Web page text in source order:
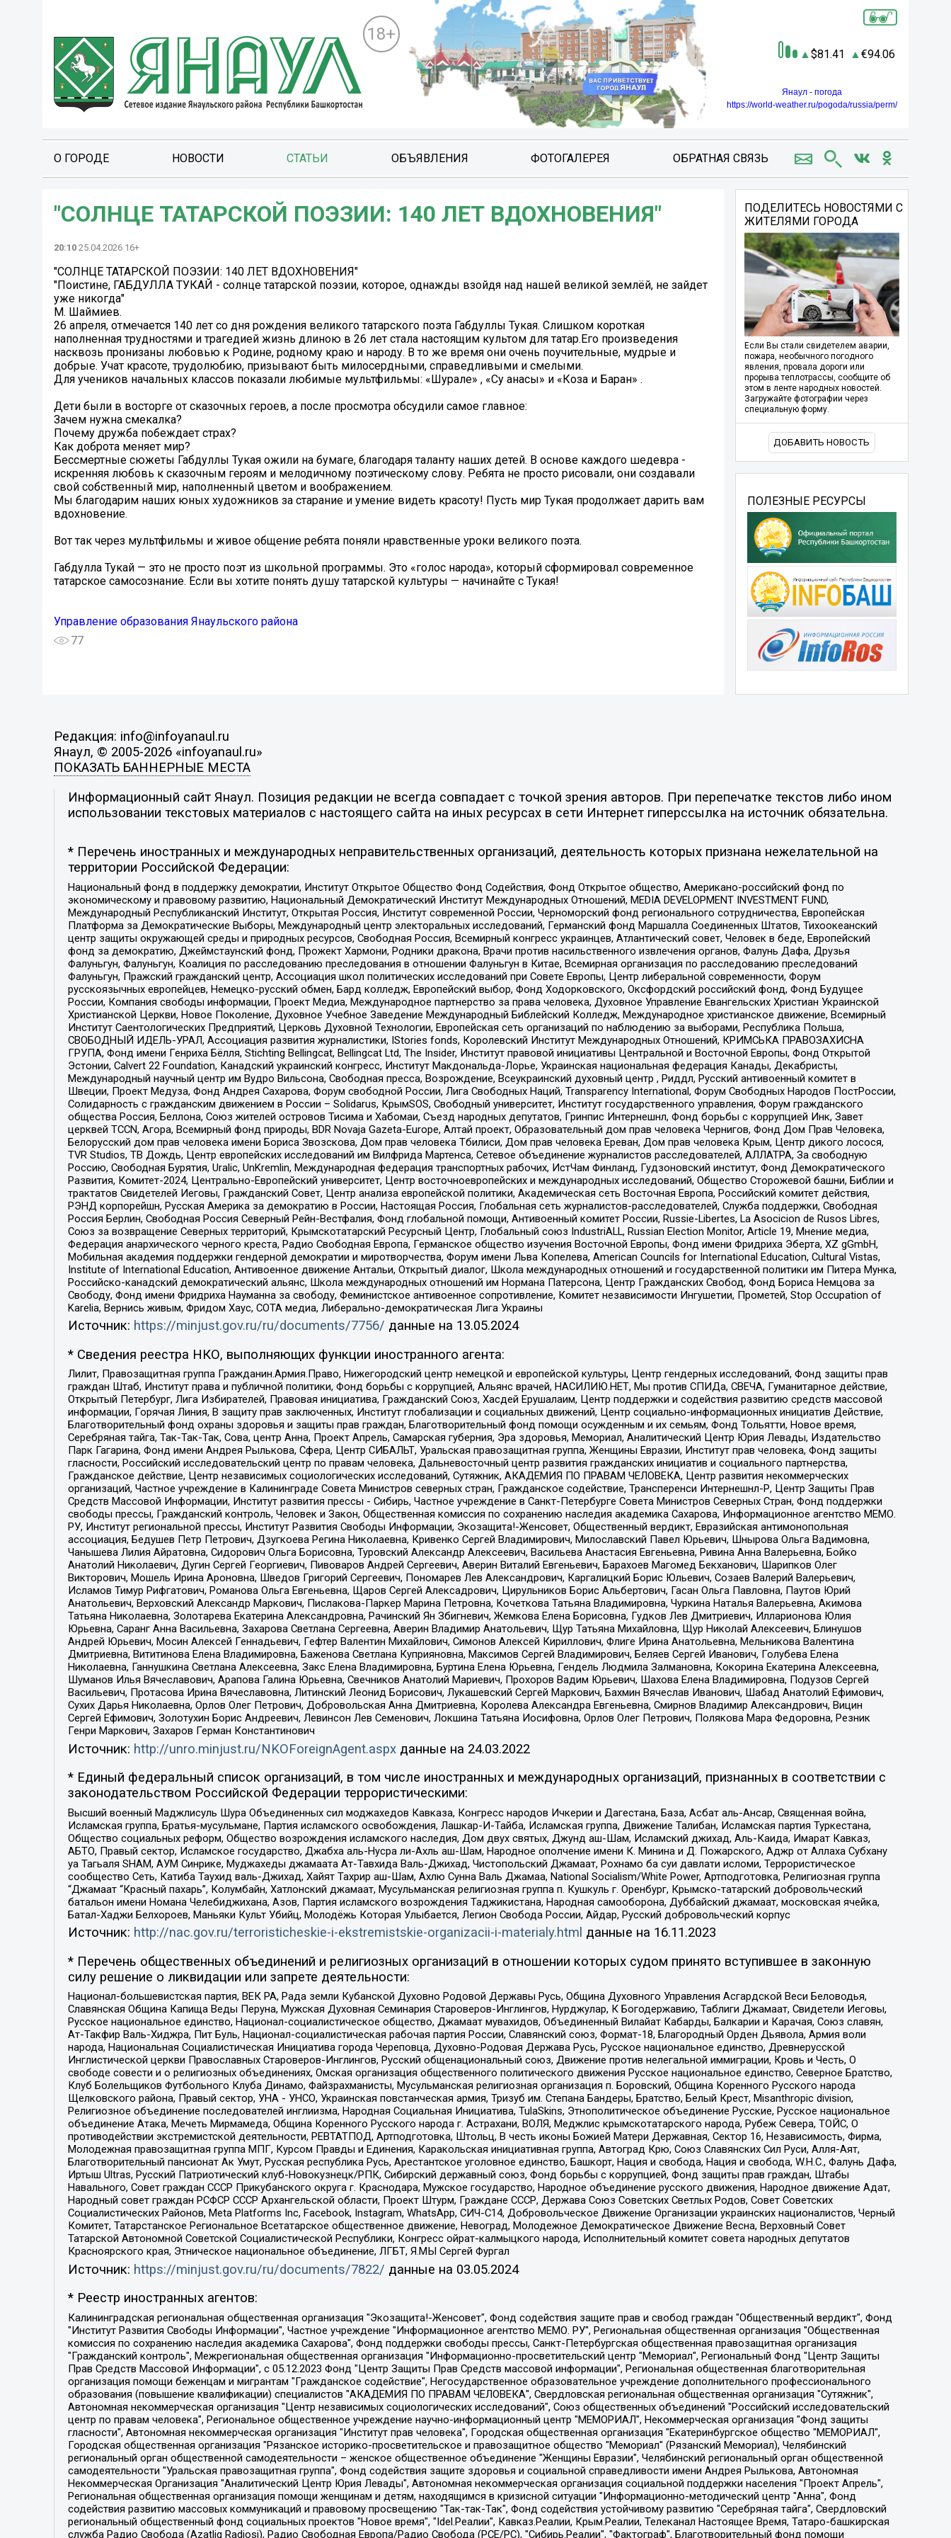
18+
81.41 94.06
Янаул - погода
https://world-weather.ru/pogoda/russia/perm/
О ГОРОДЕ НОВОСТИ СТАТЬИ ОБЪЯВЛЕНИЯ ФОТОГАЛЕРЕЯ ОБРАТНАЯ СВЯЗЬ
"СОЛНЦЕ ТАТАРСКОЙ ПОЭЗИИ: 140 ЛЕТ ВДОХНОВЕНИЯ"
20:10 25.04.2026 16+
"СОЛНЦЕ ТАТАРСКОЙ ПОЭЗИИ: 140 ЛЕТ ВДОХНОВЕНИЯ"
"Поистине, ГАБДУЛЛА ТУКАЙ - солнце татарской поэзии, которое, однажды взойдя над нашей великой землёй, не зайдет
уже никогда"
М. Шаймиев.
26 апреля, отмечается 140 лет со дня рождения великого татарского поэта Габдуллы Тукая. Слишком короткая
наполненная трудностями и трагедией жизнь длиною в 26 лет стала настоящим культом для татар.Его произведения
насквозь пронизаны любовью к Родине, родному краю и народу. В то же время они очень поучительные, мудрые и
добрые. Учат красоте, трудолюбию, призывают быть милосердными, справедливыми и смелыми.
Для учеников начальных классов показали любимые мультфильмы: «Шурале» , «Су анасы» и «Коза и Баран» .
Дети были в восторге от сказочных героев, а после просмотра обсудили самое главное:
Зачем нужна смекалка?
Почему дружба побеждает страх?
Как доброта меняет мир?
Бессмертные сюжеты Габдуллы Тукая ожили на бумаге, благодаря таланту наших детей. В основе каждого шедевра -
искренняя любовь к сказочным героям и мелодичному поэтическому слову. Ребята не просто рисовали, они создавали
свой собственный мир, наполненный цветом и воображением.
Мы благодарим наших юных художников за старание и умение видеть красоту! Пусть мир Тукая продолжает дарить вам
вдохновение.
Вот так через мультфильмы и живое общение ребята поняли нравственные уроки великого поэта.
Габдулла Тукай — это не просто поэт из школьной программы. Это «голос народа», который сформировал современное
татарское самосознание. Если вы хотите понять душу татарской культуры — начинайте с Тукая!
Управление образования Янаульского района
77
ПОДЕЛИТЕСЬ НОВОСТЯМИ С
ЖИТЕЛЯМИ ГОРОДА
Если Вы стали свидетелем аварии,
пожара, необычного погодного
явления, провала дороги или
прорыва теплотрассы, сообщите об
этом в ленте народных новостей.
Загружайте фотографии через
специальную форму.
ДОБАВИТЬ НОВОСТЬ
ПОЛЕЗНЫЕ РЕСУРСЫ
Редакция: info@infoyanaul.ru
Янаул, © 2005-2026 «infoyanaul.ru»
ПОКАЗАТЬ БАННЕРНЫЕ МЕСТА
Информационный сайт Янаул. Позиция редакции не всегда совпадает с точкой зрения авторов. При перепечатке текстов либо ином
использовании текстовых материалов с настоящего сайта на иных ресурсах в сети Интернет гиперссылка на источник обязательна.
* Перечень иностранных и международных неправительственных организаций, деятельность которых признана нежелательной на
территории Российской Федерации:
Национальный фонд в поддержку демократии, Институт Открытое Общество Фонд Содействия, Фонд Открытое общество, Американо-российский фонд по
экономическому и правовому развитию, Национальный Демократический Институт Международных Отношений, MEDIA DEVELOPMENT INVESTMENT FUND,
Международный Республиканский Институт, Открытая Россия, Институт современной России, Черноморский фонд регионального сотрудничества, Европейская
Платформа за Демократические Выборы, Международный центр электоральных исследований, Германский фонд Маршалла Соединенных Штатов, Тихоокеанский
центр защиты окружающей среды и природных ресурсов, Свободная Россия, Всемирный конгресс украинцев, Атлантический совет, Человек в беде, Европейский
фонд за демократию, Джеймстаунский фонд, Прожект Хармони, Родники дракона, Врачи против насильственного извлечения органов, Фалунь Дафа, Друзья
Фалуньгун, Фалуньгун, Коалиция по расследованию преследования в отношении Фалуньгун в Китае, Всемирная организация по расследованию преследований
Фалуньгун, Пражский гражданский центр, Ассоциация школ политических исследований при Совете Европы, Центр либеральной современности, Форум
русскоязычных европейцев, Немецко-русский обмен, Бард колледж, Европейский выбор, Фонд Ходорковского, Оксфордский российский фонд, Фонд Будущее
России, Компания свободы информации, Проект Медиа, Международное партнерство за права человека, Духовное Управление Евангельских Христиан Украинской
Христианской Церкви, Новое Поколение, Духовное Учебное Заведение Международный Библейский Колледж, Международное христианское движение, Всемирный
Институт Саентологических Предприятий, Церковь Духовной Технологии, Европейская сеть организаций по наблюдению за выборами, Республика Польша,
СВОБОДНЫЙ ИДЕЛЬ-УРАЛ, Ассоциация развития журналистики, IStories fonds, Королевский Институт Международных Отношений, КРИМСЬКА ПРАВОЗАХИСНА
ГРУПА, Фонд имени Генриха Бёлля, Stichting Bellingcat, Bellingcat Ltd, The Insider, Институт правовой инициативы Центральной и Восточной Европы, Фонд Открытой
Эстонии, Calvert 22 Foundation, Канадский украинский конгресс, Институт Макдональда-Лорье, Украинская национальная федерация Канады, Декабристы,
Международный научный центр им Вудро Вильсона, Свободная пресса, Возрождение, Всеукраинский духовный центр , Риддл, Русский антивоенный комитет в
Швеции, Проект Медуза, Фонд Андрея Сахарова, Форум свободной России, Лига Свободных Наций, Transparеncy International, Форум Свободных Народов ПостРоссии,
Солидарность с гражданским движением в России – Solidarus, КрымSOS, Свободный университет, Институт государственного управления, Форум гражданского
общества Россия, Беллона, Союз жителей островов Тисима и Хабомаи, Съезд народных депутатов, Гринпис Интернешнл, Фонд борьбы с коррупцией Инк, Завет
церквей TCCN, Агора, Всемирный фонд природы, BDR Novaja Gazeta-Europe, Алтай проект, Образовательный дом прав человека Чернигов, Фонд Дом Прав Человека,
Белорусский дом прав человека имени Бориса Звозскова, Дом прав человека Тбилиси, Дом прав человека Ереван, Дом прав человека Крым, Центр дикого лосося,
TVR Studios, ТВ Дождь, Центр европейских исследований им Вилфрида Мартенса, Сетевое объединение журналистов расследователей, АЛЛАТРА, За свободную
Россию, Свободная Бурятия, Uralic, UnKremlin, Международная федерация транспортных рабочих, ИстЧам Финланд, Гудзоновский институт, Фонд Демократического
Развития, Комитет-2024, Центрально-Европейский университет, Центр восточноевропейских и международных исследований, Общество Сторожевой башни, Библии и
трактатов Свидетелей Иеговы, Гражданский Совет, Центр анализа европейской политики, Академическая сеть Восточная Европа, Российский комитет действия,
РЭНД корпорейшн, Русская Америка за демократию в России, Настоящая Россия, Глобальная сеть журналистов-расследователей, Служба поддержки, Свободная
Россия Берлин, Свободная Россия Северный Рейн-Вестфалия, Фонд глобальной помощи, Антивоенный комитет России, Russie-Libertes, La Asocicion de Rusos Libres,
Союз за возвращение Северных территорий, Крымскотатарский Ресурсный Центр, Глобальный союз IndustriALL, Russian Election Monitor, Article 19, Мнение медиа,
Федерация анархического черного креста, Радио Свободная Европа, Германское общество изучения Восточной Европы, Фонд имени Фридриха Эберта, XZ gGmbH,
Мобильная академия поддержки гендерной демократии и миротворчества, Форум имени Льва Копелева, American Councils for International Education, Cultural Vistas,
Institute of International Education, Антивоенное движение Антальи, Открытый диалог, Школа международных отношений и государственной политики им Питера Мунка,
Российско-канадский демократический альянс, Школа международных отношений им Нормана Патерсона, Центр Гражданских Свобод, Фонд Бориса Немцова за
Свободу, Фонд имени Фридриха Науманна за свободу, Феминистское антивоенное сопротивление, Комитет независимости Ингушетии, Прометей, Stop Occupation of
Karelia, Вернись живым, Фридом Хаус, СОТА медиа, Либерально-демократическая Лига Украины
Источник: https://minjust.gov.ru/ru/documents/7756/ данные на 13.05.2024
* Сведения реестра НКО, выполняющих функции иностранного агента:
Лилит, Правозащитная группа Гражданин.Армия.Право, Нижегородский центр немецкой и европейской культуры, Центр гендерных исследований, Фонд защиты прав
граждан Штаб, Институт права и публичной политики, Фонд борьбы с коррупцией, Альянс врачей, НАСИЛИЮ.НЕТ, Мы против СПИДа, СВЕЧА, Гуманитарное действие,
Открытый Петербург, Лига Избирателей, Правовая инициатива, Гражданский Союз, Хасдей Ерушалаим, Центр поддержки и содействия развитию средств массовой
информации, Горячая Линия, В защиту прав заключенных, Институт глобализации и социальных движений, Центр социально-информационных инициатив Действие,
Благотворительный фонд охраны здоровья и защиты прав граждан, Благотворительный фонд помощи осужденным и их семьям, Фонд Тольятти, Новое время,
Серебряная тайга, Так-Так-Так, Сова, центр Анна, Проект Апрель, Самарская губерния, Эра здоровья, Мемориал, Аналитический Центр Юрия Левады, Издательство
Парк Гагарина, Фонд имени Андрея Рылькова, Сфера, Центр СИБАЛЬТ, Уральская правозащитная группа, Женщины Евразии, Институт прав человека, Фонд защиты
гласности, Российский исследовательский центр по правам человека, Дальневосточный центр развития гражданских инициатив и социального партнерства,
Гражданское действие, Центр независимых социологических исследований, Сутяжник, АКАДЕМИЯ ПО ПРАВАМ ЧЕЛОВЕКА, Центр развития некоммерческих
организаций, Частное учреждение в Калининграде Совета Министров северных стран, Гражданское содействие, Трансперенси Интернешнл-Р, Центр Защиты Прав
Средств Массовой Информации, Институт развития прессы - Сибирь, Частное учреждение в Санкт-Петербурге Совета Министров Северных Стран, Фонд поддержки
свободы прессы, Гражданский контроль, Человек и Закон, Общественная комиссия по сохранению наследия академика Сахарова, Информационное агентство МЕМО.
РУ, Институт региональной прессы, Институт Развития Свободы Информации, Экозащита!-Женсовет, Общественный вердикт, Евразийская антимонопольная
ассоциация, Бедушев Петр Петрович, Дзугкоева Регина Николаевна, Кривенко Сергей Владимирович, Милославский Павел Юрьевич, Шнырова Ольга Вадимовна,
Чанышева Лилия Айратовна, Сидорович Ольга Борисовна, Туровский Александр Алексеевич, Васильева Анастасия Евгеньевна, Ривина Анна Валерьевна, Бойко
Анатолий Николаевич, Дугин Сергей Георгиевич, Пивоваров Андрей Сергеевич, Аверин Виталий Евгеньевич, Барахоев Магомед Бекханович, Шарипков Олег
Викторович, Мошель Ирина Ароновна, Шведов Григорий Сергеевич, Пономарев Лев Александрович, Каргалицкий Борис Юльевич, Созаев Валерий Валерьевич,
Исламов Тимур Рифгатович, Романова Ольга Евгеньевна, Щаров Сергей Алексадрович, Цирульников Борис Альбертович, Гасан Ольга Павловна, Паутов Юрий
Анатольевич, Верховский Александр Маркович, Пислакова-Паркер Марина Петровна, Кочеткова Татьяна Владимировна, Чуркина Наталья Валерьевна, Акимова
Татьяна Николаевна, Золотарева Екатерина Александровна, Рачинский Ян Збигневич, Жемкова Елена Борисовна, Гудков Лев Дмитриевич, Илларионова Юлия
Юрьевна, Саранг Анна Васильевна, Захарова Светлана Сергеевна, Аверин Владимир Анатольевич, Щур Татьяна Михайловна, Щур Николай Алексеевич, Блинушов
Андрей Юрьевич, Мосин Алексей Геннадьевич, Гефтер Валентин Михайлович, Симонов Алексей Кириллович, Флиге Ирина Анатольевна, Мельникова Валентина
Дмитриевна, Вититинова Елена Владимировна, Баженова Светлана Куприяновна, Максимов Сергей Владимирович, Беляев Сергей Иванович, Голубева Елена
Николаевна, Ганнушкина Светлана Алексеевна, Закс Елена Владимировна, Буртина Елена Юрьевна, Гендель Людмила Залмановна, Кокорина Екатерина Алексеевна,
Шуманов Илья Вячеславович, Арапова Галина Юрьевна, Свечников Анатолий Мариевич, Прохоров Вадим Юрьевич, Шахова Елена Владимировна, Подузов Сергей
Васильевич, Протасова Ирина Вячеславовна, Литинский Леонид Борисович, Лукашевский Сергей Маркович, Бахмин Вячеслав Иванович, Шабад Анатолий Ефимович,
Сухих Дарья Николаевна, Орлов Олег Петрович, Добровольская Анна Дмитриевна, Королева Александра Евгеньевна, Смирнов Владимир Александрович, Вицин
Сергей Ефимович, Золотухин Борис Андреевич, Левинсон Лев Семенович, Локшина Татьяна Иосифовна, Орлов Олег Петрович, Полякова Мара Федоровна, Резник
Генри Маркович, Захаров Герман Константинович
Источник: http://unro.minjust.ru/NKOForeignAgent.aspxданные на 24.03.2022
* Единый федеральный список организаций, в том числе иностранных и международных организаций, признанных в соответствии с
законодательством Российской Федерации террористическими:
Высший военный Маджлисуль Шура Объединенных сил моджахедов Кавказа, Конгресс народов Ичкерии и Дагестана, База, Асбат аль-Ансар, Священная война,
Исламская группа, Братья-мусульмане, Партия исламского освобождения, Лашкар-И-Тайба, Исламская группа, Движение Талибан, Исламская партия Туркестана,
Общество социальных реформ, Общество возрождения исламского наследия, Дом двух святых, Джунд аш-Шам, Исламский джихад, Аль-Каида, Имарат Кавказ,
АБТО, Правый сектор, Исламское государство, Джабха аль-Нусра ли-Ахль аш-Шам, Народное ополчение имени К. Минина и Д. Пожарского, Аджр от Аллаха Субхану
уа Тагьаля SHAM, АУМ Синрике, Муджахеды джамаата Ат-Тавхида Валь-Джихад, Чистопольский Джамаат, Рохнамо ба суи давлати исломи, Террористическое
сообщество Сеть, Катиба Таухид валь-Джихад, Хайят Тахрир аш-Шам, Ахлю Сунна Валь Джамаа, National Socialism/White Power, Артподготовка, Религиозная группа
“Джамаат “Красный пахарь”, Колумбайн, Хатлонский джамаат, Мусульманская религиозная группа п. Кушкуль г. Оренбург, Крымско-татарский добровольческий
батальон имени Номана Челебиджихана, Азов, Партия исламского возрождения Таджикистана, Народная самооборона, Дуббайский джамаат, московская ячейка,
Батал-Хаджи Белхороев, Маньяки Культ Убийц, Молодёжь Которая Улыбается, Легион Свобода России, Айдар, Русский добровольческий корпус
Источник: http://nac.gov.ru/terroristicheskie-i-ekstremistskie-organizacii-i-materialy.html данные на 16.11.2023
* Перечень общественных объединений и религиозных организаций в отношении которых судом принято вступившее в законную
силу решение о ликвидации или запрете деятельности:
Национал-большевистская партия, ВЕК РА, Рада земли Кубанской Духовно Родовой Державы Русь, Община Духовного Управления Асгардской Веси Беловодья,
Славянская Община Капища Веды Перуна, Мужская Духовная Семинария Староверов-Инглингов, Нурджулар, К Богодержавию, Таблиги Джамаат, Свидетели Иеговы,
Русское национальное единство, Национал-социалистическое общество, Джамаат мувахидов, Объединенный Вилайат Кабарды, Балкарии и Карачая, Союз славян,
Ат-Такфир Валь-Хиджра, Пит Буль, Национал-социалистическая рабочая партия России, Славянский союз, Формат-18, Благородный Орден Дьявола, Армия воли
народа, Национальная Социалистическая Инициатива города Череповца, Духовно-Родовая Держава Русь, Русское национальное единство, Древнерусской
Инглистической церкви Православных Староверов-Инглингов, Русский общенациональный союз, Движение против нелегальной иммиграции, Кровь и Честь, О
свободе совести и о религиозных объединениях, Омская организация общественного политического движения Русское национальное единство, Северное Братство,
Клуб Болельщиков Футбольного Клуба Динамо, Файзрахманисты, Мусульманская религиозная организация п. Боровский, Община Коренного Русского народа
Щелковского района, Правый сектор, УНА - УНСО, Украинская повстанческая армия, Тризуб им. Степана Бандеры, Братство, Белый Крест, Misanthropic division,
Религиозное объединение последователей инглиизма, Народная Социальная Инициатива, TulaSkins, Этнополитическое объединение Русские, Русское национальное
объединение Атака, Мечеть Мирмамеда, Община Коренного Русского народа г. Астрахани, ВОЛЯ, Меджлис крымскотатарского народа, Рубеж Севера, ТОЙС, О
противодействии экстремистской деятельности, РЕВТАТПОД, Артподготовка, Штольц, В честь иконы Божией Матери Державная, Сектор 16, Независимость, Фирма,
Молодежная правозащитная группа МПГ, Курсом Правды и Единения, Каракольская инициативная группа, Автоград Крю, Союз Славянских Сил Руси, Алля-Аят,
Благотворительный пансионат Ак Умут, Русская республика Русь, Арестантское уголовное единство, Башкорт, Нация и свобода, Нация и свобода, W.H.С., Фалунь Дафа,
Иртыш Ultras, Русский Патриотический клуб-Новокузнецк/РПК, Сибирский державный союз, Фонд борьбы с коррупцией, Фонд защиты прав граждан, Штабы
Навального, Совет граждан СССР Прикубанского округа г. Краснодара, Мужское государство, Народное объединение русского движения, Народное движение Адат,
Народный совет граждан РСФСР СССР Архангельской области, Проект Штурм, Граждане СССР, Держава Союз Советских Светлых Родов, Совет Советских
Социалистических Районов, Meta Platforms Inc, Facebook, Instagram, WhatsApp, СИЧ-С14, Добровольческое Движение Организации украинских националистов, Черный
Комитет, Татарстанское Региональное Всетатарское общественное движение, Невоград, Молодежное Демократическое Движение Весна, Верховный Совет
Татарской Автономной Советской Социалистической Республики, Конгресс ойрат-калмыцкого народа, Исполнительный комитет совета народных депутатов
Красноярского края, Этническое национальное объединение, ЛГБТ, Я.МЫ Сергей Фургал
Источник: https://minjust.gov.ru/ru/documents/7822/ данные на 03.05.2024
* Реестр иностранных агентов:
Калининградская региональная общественная организация "Экозащита!-Женсовет", Фонд содействия защите прав и свобод граждан "Общественный вердикт", Фонд "Институт Развития Свободы Информации", Частное учреждение "Информационное агентство МЕМО. РУ", Региональная общественная организация "Общественная комиссия по сохранению наследия академика Сахарова", Фонд поддержки свободы прессы, Санкт-Петербургская общественная правозащитная организация "Гражданский контроль", Межрегиональная общественная организация "Информационно-просветительский центр "Мемориал", Региональный Фонд "Центр Защиты Прав Средств Массовой Информации", с 05.12.2023 Фонд "Центр Защиты Прав Средств массовой информации", Региональная общественная благотворительная организация помощи беженцам и мигрантам "Гражданское содействие", Негосударственное образовательное учреждение дополнительного профессионального образования (повышение квалификации) специалистов "АКАДЕМИЯ ПО ПРАВАМ ЧЕЛОВЕКА", Свердловская региональная общественная организация "Сутяжник", Автономная некоммерческая организация "Центр независимых социологических исследований", Союз общественных объединений "Российский исследовательский центр по правам человека", Региональное общественное учреждение научно-информационный центр "МЕМОРИАЛ", Некоммерческая организация "Фонд защиты гласности", Автономная некоммерческая организация "Институт прав человека", Городская общественная организация "Екатеринбургское общество "МЕМОРИАЛ", Городская общественная организация "Рязанское историко-просветительское и правозащитное общество "Мемориал" (Рязанский Мемориал), Челябинский региональный орган общественной самодеятельности – женское общественное объединение "Женщины Евразии", Челябинский региональный орган общественной самодеятельности "Уральская правозащитная группа", Фонд содействия защите здоровья и социальной справедливости имени Андрея Рылькова, Автономная Некоммерческая Организация "Аналитический Центр Юрия Левады", Автономная некоммерческая организация социальной поддержки населения "Проект Апрель", Региональная общественная организация помощи женщинам и детям, находящимся в кризисной ситуации "Информационно-методический центр "Анна", Фонд содействия развитию массовых коммуникаций и правовому просвещению "Так-так-Так", Фонд содействия устойчивому развитию "Серебряная тайга", Свердловский региональный общественный фонд социальных проектов "Новое время", "Idel.Реалии", Кавказ.Реалии, Крым.Реалии, Телеканал Настоящее Время, Татаро-башкирская служба Радио Свобода (Azatliq Radiosi), Радио Свободная Европа/Радио Свобода (PCE/PC), "Сибирь.Реалии", "Фактограф", Благотворительный фонд помощи осужденным и их семьям, Автономная некоммерческая организация "Институт глобализации и социальных движений", Фонд "В защиту прав заключенных", Частное учреждение "Центр поддержки и содействия развитию средств массовой информации", Пензенский региональный общественный благотворительный фонд "Гражданский союз", "Север.Реалии", Некоммерческая организация Фонд "Правовая инициатива", Общество с ограниченной ответственностью "Радио Свободная Европа/Радио Свобода", Чешское информационное агентство "MEDIUM-ORIENT", Красноярская региональная общественная организация "Мы против СПИДа", Камалягин Денис Николаевич, Маркелов Сергей Евгеньевич, Пономарев Лев Александрович, Савицкая Людмила Алексеевна, Автономная некоммерческая организация "Центр по работе с проблемой насилия "НАСИЛИЮ.НЕТ", Межрегиональный профессиональный союз работников здравоохранения "Альянс врачей", Юридическое лицо, зарегистрированное в Латвийской Республике, SIA "Medusa Project" (регистрационный номер 40103797863, дата регистрации 10.06.2014), Некоммерческая организация "Фонд по борьбе с коррупцией", Автономная некоммерческая организация "Институт права и публичной политики", Баданин Роман Сергеевич, Гликин Максим Александрович, Железнова Мария Михайловна, Лукьянова Юлия Сергеевна, Маетная Елизавета Витальевна, Маняхин Петр Борисович, Чуракова Ольга Владимировна, Ярош Юлия Петровна, Юридическое лицо "The Insider SIA", зарегистрированное в Риге, Латвийская Республика (дата регистрации 26.06.2015), являющееся администратором доменного имени интернет-издания "The Insider SIA", https://theins.ru, Постернак Алексей Евгеньевич, Рубин Михаил Аркадьевич, Анин Роман Александрович, Юридическое лицо Istories fonds, зарегистрированное в Латвийской Республике (регистрационный номер 50008295751, дата регистрации 24.02.2020), Великовский Дмитрий Александрович, Долинина Ирина Николаевна, Мароховская Алеся Алексеевна, Шлейнов Роман Юрьевич, Шмагун Олеся Валентиновна, Общество с ограниченной ответственностью "Альтаир 2021", Общество с ограниченной ответственностью "Вега 2021", Общество с ограниченной ответственностью "Главный редактор 2021", Общество с ограниченной ответственностью "Ромашки монолит", Важенков Артем Валерьевич, Ивановская областная общественная организация "Центр гендерных исследований", Гурман Юрий Альбертович, Медиапроект "ОВД-Инфо", Егоров Владимир Владимирович, Жилинский Владимир Александрович, Общество с ограниченной ответственностью "ЗП", Иванова София Юрьевна, Карезина Инна Павловна, Кильтау Екатерина Викторовна, Петров Алексей Викторович, Пискунов Сергей Евгеньевич, Смирнов Сергей Сергеевич, Тихонов Михаил Сергеевич, Общество с ограниченной ответственностью "ЖУРНАЛИСТ-ИНОСТРАННЫЙ АГЕНТ", Арапова Галина Юрьевна, Вольтская Татьяна Анатольевна, Американская компания "Mason G.E.S. Anonymous Foundation" (США), являющаяся владельцем интернет-издания https://mnews.world/, Компания "Stichting Bellingcat", зарегистрированная в Нидерландах (дата регистрации 11.07.2018), Захаров Андрей Вячеславович, Клепиковская Екатерина Дмитриевна, Общество с ограниченной ответственностью "МЕМО", Перл Роман Александрович, Симонов Евгений Алексеевич, Соловьева Елена Анатольевна, Сотников Даниил Владимирович, Сурначева Елизавета Дмитриевна, Автономная некоммерческая организация по защите прав человека и информированию населения "Якутия – Наше Мнение", Общество с ограниченной ответственностью "Москоу диджитал медиа", с 26.01.2023 Общество с ограниченной ответственностью "Чайка Белые сады", Ветошкина Валерия Валерьевна, Заговора Максим Александрович, Межрегиональное общественное движение "Российская ЛГБТ - сеть", Оленичев Максим Владимирович, Павлов Иван Юрьевич, Скворцова Елена Сергеевна, Общество с ограниченной ответственностью "Как бы инагент", Кочетков Игорь Викторович, Общество с ограниченной ответственностью "Честные выборы", Еланчик Олег Александрович, Общество с ограниченной ответственностью "Нобелевский призыв", Гималова Регина Эмилевна, Григорьев Андрей Валерьевич, Григорьева Алина Александровна, Ассоциация по содействию защите прав призывников, альтернативнослужащих и военнослужащих "Правозащитная группа "Гражданин.Армия.Право", Хисамова Регина Фаритовна, Автономная некоммерческая организация по реализации социально-правовых программ "Лилит", Дальневосточное общественное движение "Маяк", Санкт-Петербургская ЛГБТ-инициативная группа "Выход", Инициативная группа ЛГБТ+ "Реверс", Алексеев Андрей Викторович, Бекбулатова Таисия Львовна, Беляев Иван Михайлович, Владыкина Елена Сергеевна, Гельман Марат Александрович, Никульшина Вероника Юрьевна, Толоконникова Надежда Андреевна, Шендерович Виктор Анатольевич, Общество с ограниченной ответственностью "Данное сообщение", Общество с ограниченной ответственностью Издательский дом "Новая глава", Айнбиндер Александра Александровна, Московский комьюнити-центр для ЛГБТ+инициатив, Благотворительный фонд развития филантропии, Deutsche Welle (Германия, Kurt-Schumacher-Strasse 3, 53113 Bonn), Борзунова Мария Михайловна, Воробьев Виктор Викторович, Голубева Анна Львовна, Константинова Алла Михайловна, Малкова Ирина Владимировна, Мурадов Мурад Абдулгалимович, Осетинская Елизавета Николаевна, Понасенков Евгений Николаевич, Ганапольский Матвей Юрьевич, Киселев Евгений Алексеевич, Борухович Ирина Григорьевна, Дремин Иван Тимофеевич, Дубровский Дмитрий Викторович, Красноярская региональная общественная организация поддержки и развития альтернативных образовательных технологий и межкультурных коммуникаций "ИНТЕРРА", Маяковская Екатерина Алексеевна, Фейгин Марк Захарович, Филимонов Андрей Викторович, Дзугкоева Регина Николаевна, Доброхотов Роман Александрович, Дудь Юрий Александрович, Елкин Сергей Владимирович, Кругликов Кирилл Игоревич, Сабунаева Мария Леонидовна, Семенов Алексей Владимирович, Шаинян Карен Багратович, Шульман Екатерина Михайловна, Асафьев Артур Валерьевич, Вахштайн Виктор Семенович, Венедиктов Алексей Алексеевич, Лушникова Екатерина Евгеньевна, Волков Леонид Михайлович, Невзоров Александр Глебович, Пархоменко Сергей Борисович, Сироткин Ярослав Николаевич, Кара-Мурза Владимир Владимирович, Баранова Наталья Владимировна, Гозман Леонид Яковлевич, Кагарлицкий Борис Юльевич, Климарев Михаил Валерьевич, Милов Владимир Станиславович, Автономная некоммерческая организация Краснодарский центр современного искусства "Типография", Моргенштерн Алишер Тагирович, Соболь Любовь Эдуардовна, Общество с ограниченной ответственностью "ЛИЗА НОРМ", Каспаров Гарри Кимович, Ходорковский Михаил Борисович, Общество с ограниченной ответственностью "Апрельские тезисы", Данилович Ирина Брониславовна, Кашин Олег Владимирович, Петров Николай Владимирович, Пивоваров Алексей Владимирович, Соколов Михаил Владимирович, Цветкова Юлия Владимировна, Чичваркин Евгений Александрович, Комитет против пыток/Команда против пыток, Общество с ограниченной ответственностью "Первый научный", Общество с ограниченной ответственностью "Вертолет и ко", Белоцерковская Вероника Борисовна, Кац Максим Евгеньевич, Лазарева Татьяна Юрьевна, Шаведдинов Руслан Табризович, Яшин Илья Валерьевич, Общество с ограниченной ответственностью "Иноагент ААВ", Алешковский Дмитрий Петрович, Альбац Евгения Марковна, Быков Дмитрий Львович, Галямина Юлия Евгеньевна, Лойко Сергей Леонидович, Мартынов Кирилл Константинович, Медведев Сергей Александрович, Крашенинников Федор Геннадиевич, Гордеева Катерина Вл